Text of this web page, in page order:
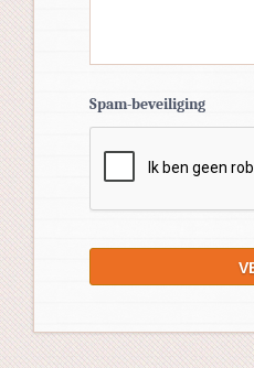
Spam-beveiliging